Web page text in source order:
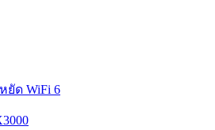
ยัด WiFi 6